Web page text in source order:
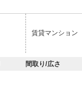
賃貸マンション
間取り/広さ